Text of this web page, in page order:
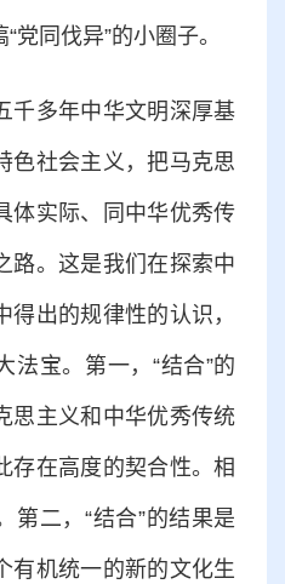
党同伐异”的小圈子。
多年中华文明深厚基
色社会主义，把马克思
体实际、同中华优秀传
路。这是我们在探索中
得出的规律性的认识，
法宝。第一，“结合”的
思主义和中华优秀传统
存在高度的契合性。相
第二，“结合”的结果是
有机统一的新的文化生